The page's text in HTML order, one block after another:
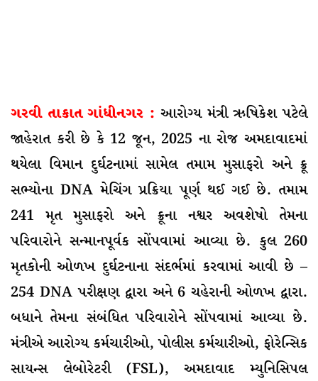
ગરવી તાકાત ગાંધીનગર : આરોગ્ય મંત્રી ઋષિકેશ પટેલે
જાહેરાત કરી છે કે 12 જૂન, 2025 ના રોજ અમદાવાદમાં
થયેલા વિમાન દુર્ઘટનામાં સામેલ તમામ મુસાફરો અને ક્રૂ
સભ્યોના DNA મેચિંગ પ્રક્રિયા પૂર્ણ થઈ ગઈ છે. તમામ
241 મૃત મુસાફરો અને ક્રૂના નશ્વર અવશેષો તેમના
પરિવારોને સન્માનપૂર્વક સોંપવામાં આવ્યા છે. કુલ 260
મૃતકોની ઓળખ દુર્ઘટનાના સંદર્ભમાં કરવામાં આવી છે –
254 DNA પરીક્ષણ દ્વારા અને 6 ચહેરાની ઓળખ દ્વારા.
બધાને તેમના સંબંધિત પરિવારોને સોંપવામાં આવ્યા છે.
મંત્રીએ આરોગ્ય કર્મચારીઓ, પોલીસ કર્મચારીઓ, ફોરેન્સિક
સાયન્સ લેબોરેટરી (FSL), અમદાવાદ મ્યુનિસિપલ